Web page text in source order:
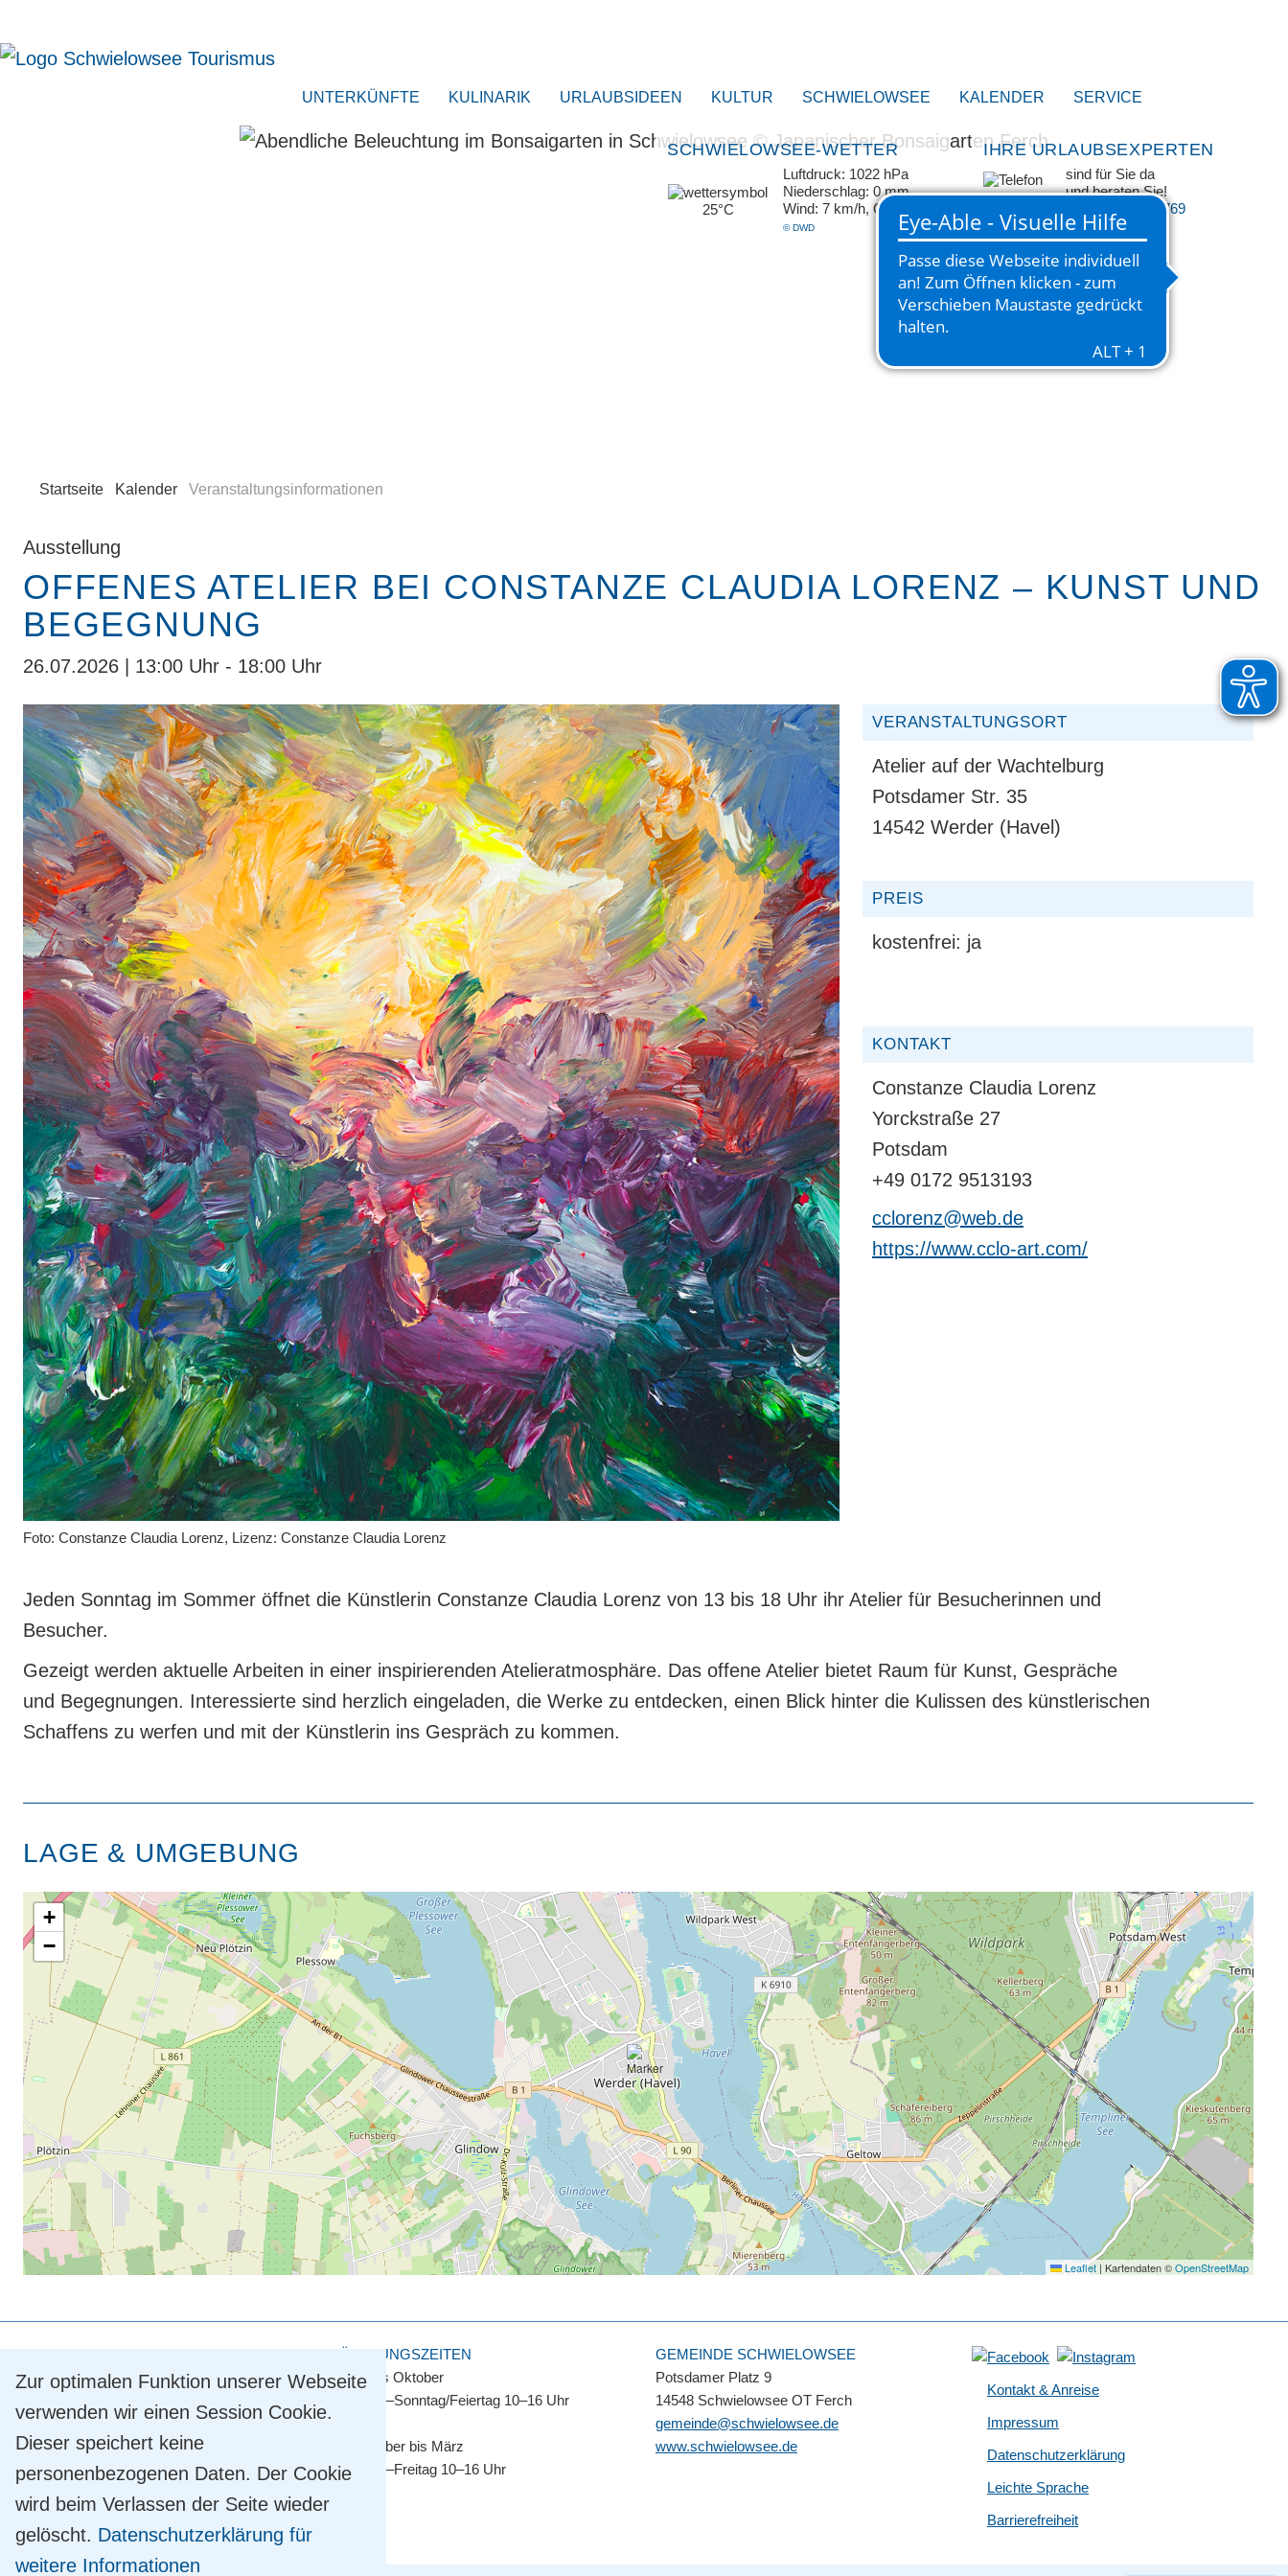
Zur optimalen Funktion unserer Webseite
verwenden wir einen Session Cookie.
Dieser speichert keine
personenbezogenen Daten. Der Cookie
wird beim Verlassen der Seite wieder
gelöscht. Datenschutzerklärung für
weitere Informationen
UNTERKÜNFTE KULINARIK URLAUBSIDEEN KULTUR SCHWIELOWSEE KALENDER SERVICE
SCHWIELOWSEE-WETTER
25°C
Luftdruck: 1022 hPa
Niederschlag: 0 mm
Wind: 7 km/h, ONO
© DWD
IHRE URLAUBSEXPERTEN
sind für Sie da
und beraten Sie!
+49 33209 769 769
Startseite Kalender Veranstaltungsinformationen
Ausstellung
OFFENES ATELIER BEI CONSTANZE CLAUDIA LORENZ – KUNST UND
BEGEGNUNG
26.07.2026 | 13:00 Uhr - 18:00 Uhr
Foto: Constanze Claudia Lorenz, Lizenz: Constanze Claudia Lorenz
VERANSTALTUNGSORT
Atelier auf der Wachtelburg
Potsdamer Str. 35
14542 Werder (Havel)
PREIS
kostenfrei: ja
KONTAKT
Constanze Claudia Lorenz
Yorckstraße 27
Potsdam
+49 0172 9513193
cclorenz@web.de
https://www.cclo-art.com/
Jeden Sonntag im Sommer öffnet die Künstlerin Constanze Claudia Lorenz von 13 bis 18 Uhr ihr Atelier für Besucherinnen und
Besucher.
Gezeigt werden aktuelle Arbeiten in einer inspirierenden Atelieratmosphäre. Das offene Atelier bietet Raum für Kunst, Gespräche
und Begegnungen. Interessierte sind herzlich eingeladen, die Werke zu entdecken, einen Blick hinter die Kulissen des künstlerischen
Schaffens zu werfen und mit der Künstlerin ins Gespräch zu kommen.
LAGE & UMGEBUNG
+
−
Leaflet | Kartendaten ©OpenStreetMap
Touristinformation
14548 Schwielowsee OT Caputh
Tel.+49 33209 769 769
info@schwielowsee-tourismus.de
ÖFFNUNGSZEITEN
April bis Oktober
Montag–Sonntag/Feiertag 10–16 Uhr
November bis März
Montag–Freitag 10–16 Uhr
GEMEINDE SCHWIELOWSEE
Potsdamer Platz 9
14548 Schwielowsee OT Ferch
gemeinde@schwielowsee.de
www.schwielowsee.de
Kontakt & Anreise
Impressum
Datenschutzerklärung
Leichte Sprache
Barrierefreiheit